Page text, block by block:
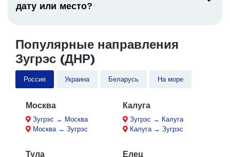
дату или место?
Популярные направления
Зугрэс (ДНР)
Россия Украина Беларусь На море
Москва
Зугрэс → Москва
Москва → Зугрэс
Калуга
Зугрэс → Калуга
Калуга → Зугрэс
Тула Елец